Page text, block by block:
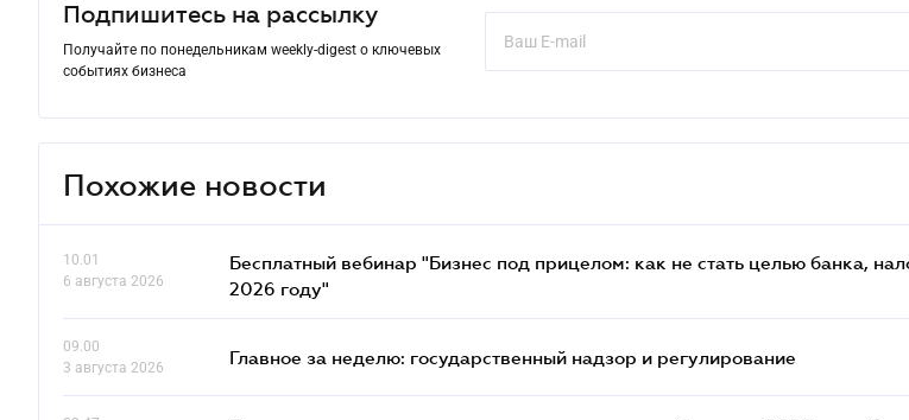
Подпишитесь на рассылку
Получайте по понедельникам weekly-digest о ключевых
событиях бизнеса
Похожие новости
10.01
6 августа 2026
Бесплатный вебинар "Бизнес под прицелом: как не стать целью банка,
2026 году"
09.00
3 августа 2026
Главное за неделю: государственный надзор и регулирование